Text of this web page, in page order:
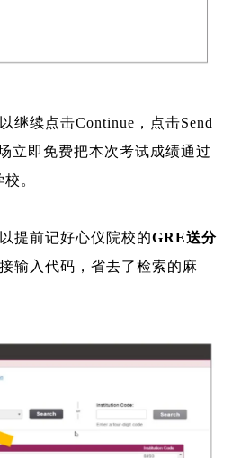
继续点击Continue，点击Send
立即免费把本次考试成绩通过
校。
提前记好心仪院校的GRE送分
输入代码，省去了检索的麻